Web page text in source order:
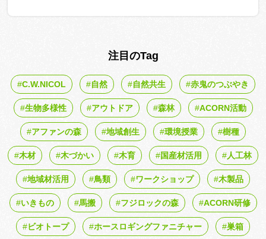
注目のTag
C.W.NICOL 自然 自然共生 赤鬼のつぶやき
生物多様性 アウトドア 森林 ACORN活動
アファンの森 地域創生 環境授業 樹種
木材 木づかい 木育 国産材活用 人工林
地域材活用 鳥類 ワークショップ 木製品
いきもの 馬搬 フジロックの森 ACORN研修
ビオトープ ホースロギングファニチャー 巣箱